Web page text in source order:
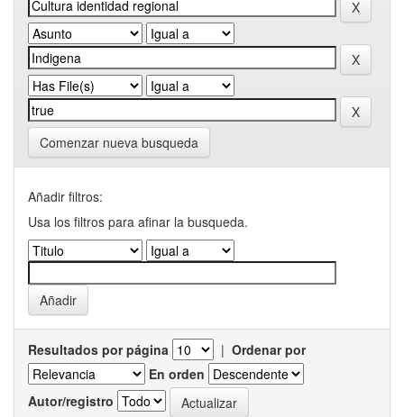
Comenzar nueva busqueda
Añadir filtros:
Usa los filtros para afinar la busqueda.
Resultados por página | Ordenar por
En orden
Autor/registro